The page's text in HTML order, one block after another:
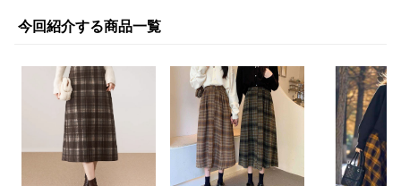
今回紹介する商品一覧